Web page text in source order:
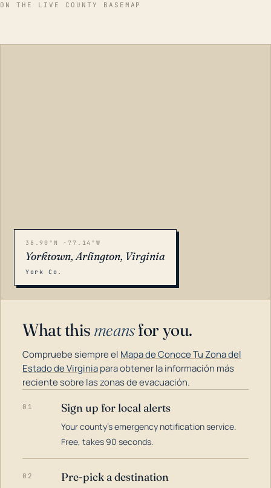
ON THE LIVE COUNTY BASEMAP
38.90°N -77.14°W
Yorktown, Arlington, Virginia
York Co.
What this meansfor you.
Compruebe siempre el Mapa de Conoce Tu Zona del
Estado de Virginiapara obtener la información más
reciente sobre las zonas de evacuación.
01 Sign up for local alerts
Your county's emergency notification service.
Free, takes 90 seconds.
02 Pre-pick a destination